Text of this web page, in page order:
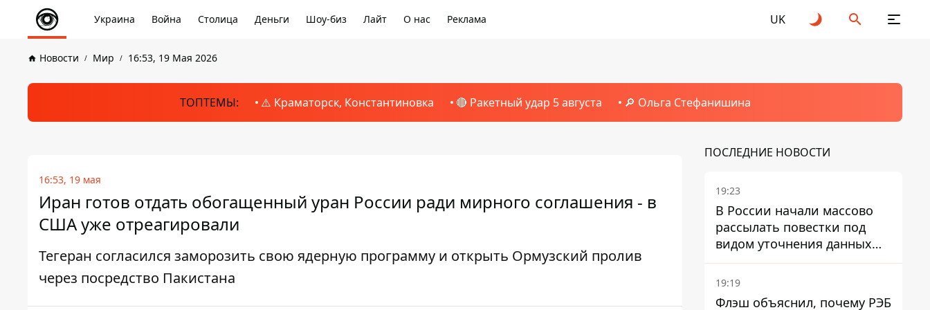
Украина Война Столица Деньги Шоу-биз Лайт О нас Реклама UK
Новости Мир 16:53, 19 Мая 2026
ТОПТЕМЫ: ⚠️ Краматорск, Константиновка 🔴 Ракетный удар 5 августа 🔎 Ольга Стефанишина
16:53, 19 мая
Иран готов отдать обогащенный уран России ради мирного соглашения - в
США уже отреагировали
Тегеран согласился заморозить свою ядерную программу и открыть Ормузский пролив
через посредство Пакистана
ПОСЛЕДНИЕ НОВОСТИ
19:23
В России начали массово
рассылать повестки под
видом уточнения данных
для набора контрактников
19:19
Флэш объяснил, почему РЭБ